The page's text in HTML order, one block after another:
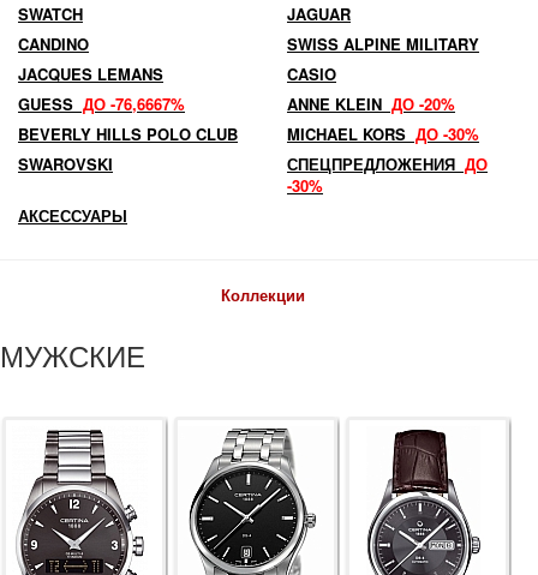
SWATCH
JAGUAR
CANDINO
SWISS ALPINE MILITARY
JACQUES LEMANS
CASIO
GUESS ДО -76,6667% ANNE KLEIN ДО -20%
BEVERLY HILLS POLO CLUB
MICHAEL KORS ДО -30%
SWAROVSKI
СПЕЦПРЕДЛОЖЕНИЯ ДО
-30%
АКСЕССУАРЫ
Коллекции
МУЖСКИЕ